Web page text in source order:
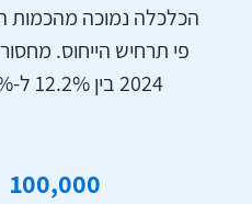
הכלכלה נמוכה
פי תרחיש הייחוס.
2024 בין 12.2% ל-56.8%..
100,000